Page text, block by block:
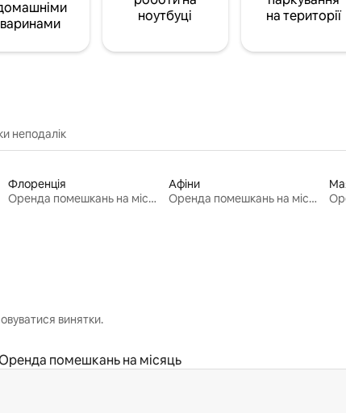
ноутбуці
на території
неподалік
Флоренція
Оренда помешкань на місяць
Афіни
Оренда помешкань на місяць
винятки.
помешкань на місяць